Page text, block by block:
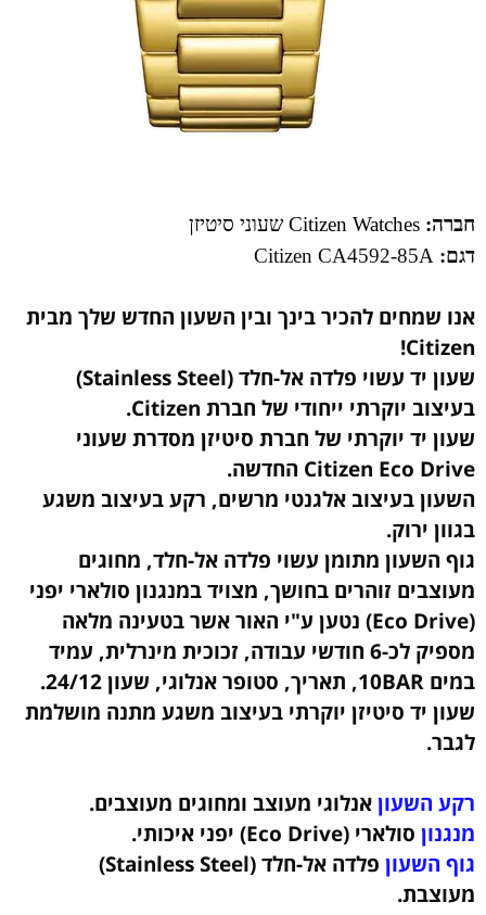
חברה:
דגם: Citizen CA4592-85A
אנו שמחים להכיר בינך ובין השעון החדש שלך מבית
Citizen!
שעון יד עשוי פלדה אל-חלד (Stainless Steel)
בעיצוב יוקרתי ייחודי של חברת Citizen.
שעון יד יוקרתי של חברת סיטיזן מסדרת שעוני
Citizen Eco Drive החדשה.
השעון בעיצוב אלגנטי מרשים, רקע בעיצוב משגע
בגוון ירוק.
גוף השעון מתומן עשוי פלדה אל-חלד, מחוגים
מעוצבים זוהרים בחושך, מצויד במנגנון סולארי יפני
(Eco Drive) נטען ע"י האור אשר בטעינה מלאה
מספיק לכ-6 חודשי עבודה, זכוכית מינרלית, עמיד
במים 10BAR, תאריך, סטופר אנלוגי, שעון 24/12.
שעון יד סיטיזן יוקרתי בעיצוב משגע מתנה מושלמת
לגבר.
רקע השעוןאנלוגי מעוצב ומחוגים מעוצבים.
מנגנון סולארי (Eco Drive) יפני איכותי.
גוף השעון פלדה אל-חלד (Stainless Steel)
מעוצבת.